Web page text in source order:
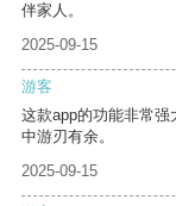
伴家人。
2025-09-15
游客
这款app的功能非常
中游刃有余。
2025-09-15